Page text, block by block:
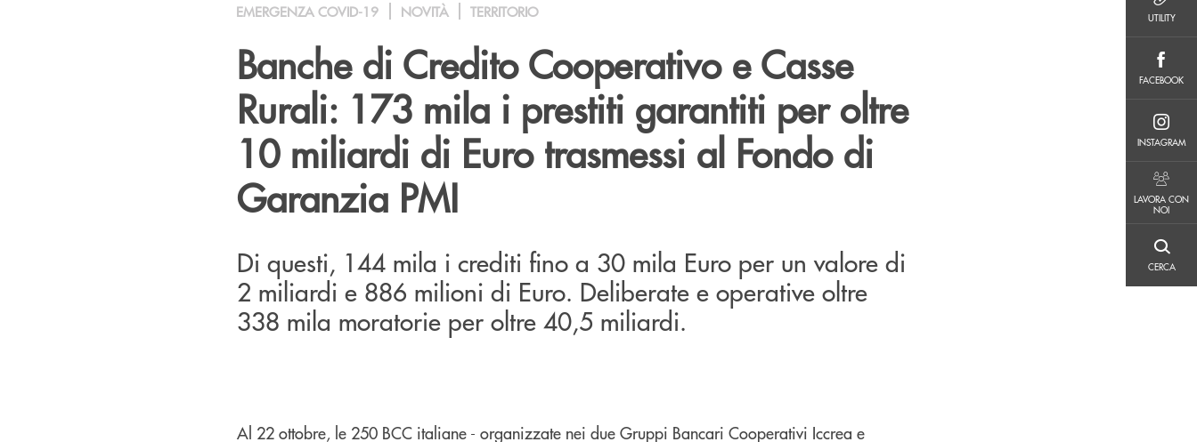
UTILITY
FACEBOOK
INSTAGRAM
LAVORA CON
NOI
CERCA
EMERGENZA COVID-19 NOVITÀ TERRITORIO
Banche di Credito Cooperativo e Casse
Rurali: 173 mila i prestiti garantiti per oltre
10 miliardi di Euro trasmessi al Fondo di
Garanzia PMI
Di questi, 144 mila i crediti fino a 30 mila Euro per un valore di
2 miliardi e 886 milioni di Euro. Deliberate e operative oltre
338 mila moratorie per oltre 40,5 miliardi.
Al 22 ottobre, le 250 BCC italiane - organizzate nei due Gruppi Bancari Cooperativi Iccrea e